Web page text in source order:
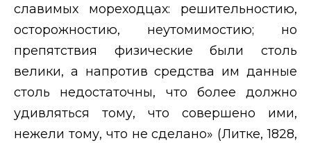
славимых мореходцах: решительностию,
осторожностию, неутомимостию; но
препятствия физические были столь
велики, а напротив средства им данные
столь недостаточны, что более должно
удивляться тому, что совершено ими,
нежели тому, что не сделано» (Литке, 1828,